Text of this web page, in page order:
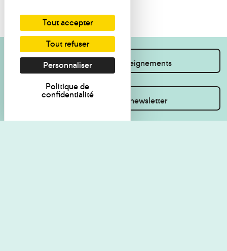
Je souhaite des renseignements
Inscrivez-vous à la newsletter
Tout accepter
Tout refuser
Personnaliser
Politique de
confidentialité